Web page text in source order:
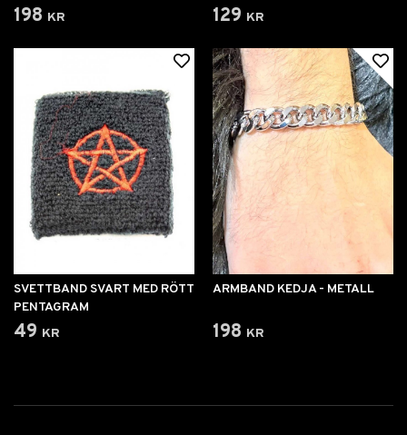
198 kr 129 kr
SVETTBAND SVART MED RÖTT
PENTAGRAM
49 kr
ARMBAND KEDJA - METALL
198 kr